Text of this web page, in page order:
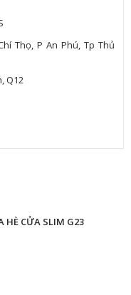
Thọ, P An Phú, Tp Thủ
Q12
HÈ CỬA SLIM G23